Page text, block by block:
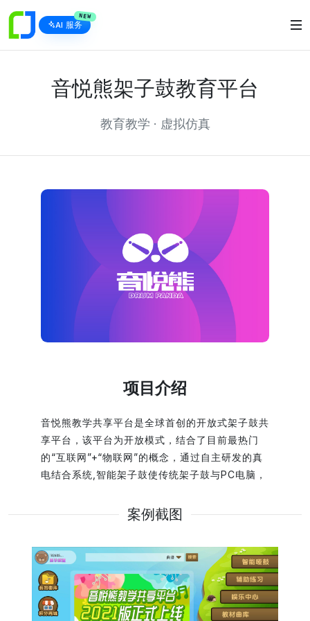
AI 服务
NEW
音悦熊架子鼓教育平台
教育教学 · 虚拟仿真
项目介绍
音悦熊教学共享平台是全球首创的开放式架子鼓共
享平台，该平台为开放模式，结合了目前最热门
的“互联网”+“物联网”的概念，通过自主研发的真
电结合系统,智能架子鼓使传统架子鼓与PC电脑，
师，学生可注册使用并且相互管理。通过音悦熊智
据化，娱乐化，共享化，打造成为集管理，教育，
学习，娱乐为一体的生态平台。 该案例展示了九
影网络在虚拟仿真教学系统开发、交互体验和数字
化项目交付中的实践经验。
案例截图